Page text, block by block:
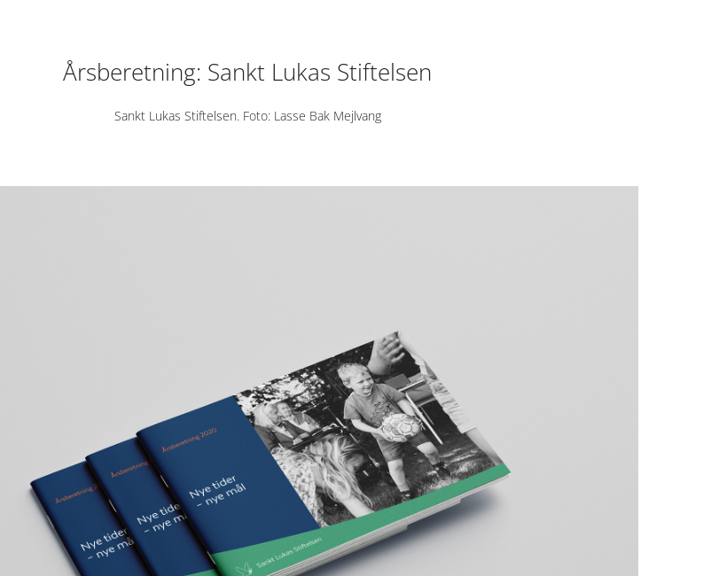
Årsberetning: Sankt Lukas Stiftelsen
Sankt Lukas Stiftelsen. Foto: Lasse Bak Mejlvang